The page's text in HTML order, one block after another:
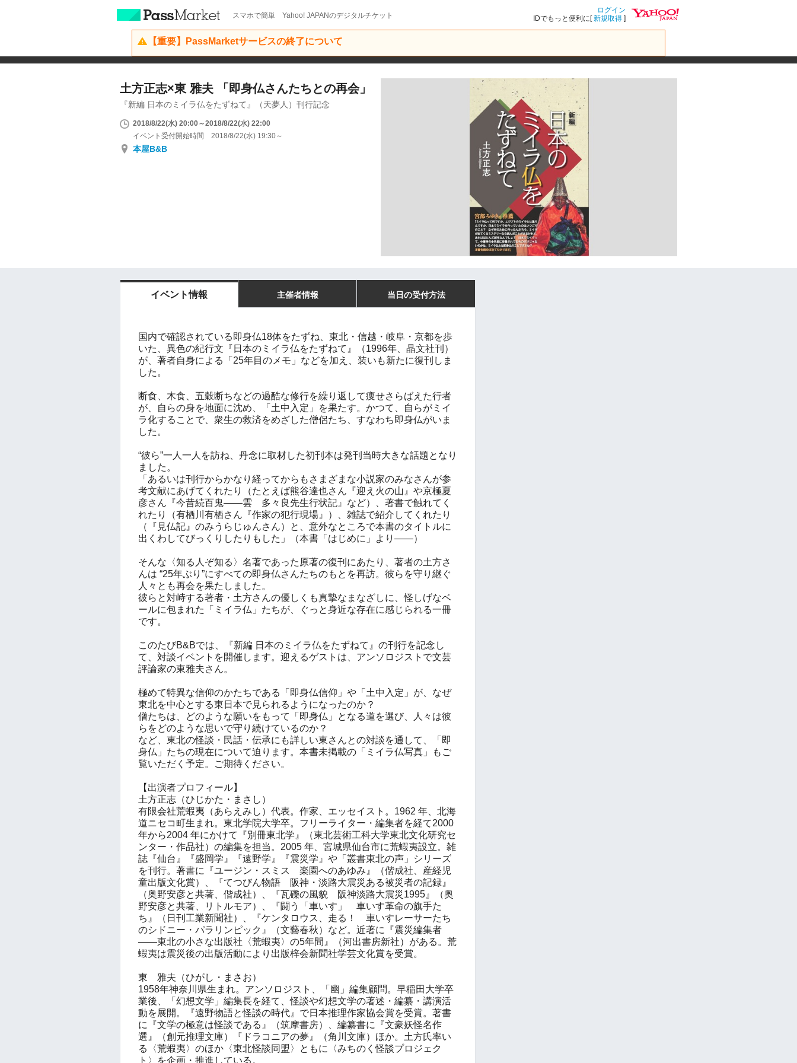
スマホで簡単 Yahoo! JAPANのデジタルチケット
ログイン
IDでもっと便利に[新規取得 ]
【重要】PassMarketサービスの終了について
土方正志×東 雅夫 「即身仏さんたちとの再会」
『新編 日本のミイラ仏をたずねて』（天夢人）刊行記念
2018/8/22(水) 20:00～2018/8/22(水) 22:00
イベント受付開始時間 2018/8/22(水) 19:30～
本屋B&B
イベント情報 主催者情報 当日の受付方法
国内で確認されている即身仏18体をたずね、東北・信越・岐阜・京都を歩
いた、異色の紀行文『日本のミイラ仏をたずねて』（1996年、晶文社刊）
が、著者自身による「25年目のメモ」などを加え、装いも新たに復刊しま
した。
断食、木食、五穀断ちなどの過酷な修行を繰り返して痩せさらばえた行者
が、自らの身を地面に沈め、「土中入定」を果たす。かつて、自らがミイ
ラ化することで、衆生の救済をめざした僧侶たち、すなわち即身仏がいま
した。
“彼ら”一人一人を訪ね、丹念に取材した初刊本は発刊当時大きな話題となり
ました。
「あるいは刊行からかなり経ってからもさまざまな小説家のみなさんが参
考文献にあげてくれたり（たとえば熊谷達也さん『迎え火の山』や京極夏
彦さん『今昔続百鬼——雲 多々良先生行状記』など）、著書で触れてく
れたり（有栖川有栖さん『作家の犯行現場』）、雑誌で紹介してくれたり
（『見仏記』のみうらじゅんさん）と、意外なところで本書のタイトルに
出くわしてびっくりしたりもした」（本書「はじめに」より——）
そんな〈知る人ぞ知る〉名著であった原著の復刊にあたり、著者の土方さ
んは “25年ぶり”にすべての即身仏さんたちのもとを再訪。彼らを守り継ぐ
人々とも再会を果たしました。
彼らと対峙する著者・土方さんの優しくも真摯なまなざしに、怪しげなベ
ールに包まれた「ミイラ仏」たちが、ぐっと身近な存在に感じられる一冊
です。
このたびB&Bでは、『新編 日本のミイラ仏をたずねて』の刊行を記念し
て、対談イベントを開催します。迎えるゲストは、アンソロジストで文芸
評論家の東雅夫さん。
極めて特異な信仰のかたちである「即身仏信仰」や「土中入定」が、なぜ
東北を中心とする東日本で見られるようになったのか？
僧たちは、どのような願いをもって「即身仏」となる道を選び、人々は彼
らをどのような思いで守り続けているのか？
など、東北の怪談・民話・伝承にも詳しい東さんとの対談を通して、「即
身仏」たちの現在について迫ります。本書未掲載の「ミイラ仏写真」もご
覧いただく予定。ご期待ください。
【出演者プロフィール】
土方正志（ひじかた・まさし）
有限会社荒蝦夷（あらえみし）代表。作家、エッセイスト。1962 年、北海
道ニセコ町生まれ。東北学院大学卒。フリーライター・編集者を経て2000
年から2004 年にかけて『別冊東北学』（東北芸術工科大学東北文化研究セ
ンター・作品社）の編集を担当。2005 年、宮城県仙台市に荒蝦夷設立。雑
誌『仙台』『盛岡学』『遠野学』『震災学』や「叢書東北の声」シリーズ
を刊行。著書に『ユージン・スミス 楽園へのあゆみ』（偕成社、産経児
童出版文化賞）、『てつびん物語 阪神・淡路大震災ある被災者の記録』
（奥野安彦と共著、偕成社）、『瓦礫の風貌 阪神淡路大震災1995』（奥
野安彦と共著、リトルモア）、『闘う「車いす」 車いす革命の旗手た
ち』（日刊工業新聞社）、『ケンタロウス、走る！ 車いすレーサーたち
のシドニー・パラリンピック』（文藝春秋）など。近著に『震災編集者
——東北の小さな出版社〈荒蝦夷〉の5年間』（河出書房新社）がある。荒
蝦夷は震災後の出版活動により出版梓会新聞社学芸文化賞を受賞。
東 雅夫（ひがし・まさお）
1958年神奈川県生まれ。アンソロジスト、「幽」編集顧問。早稲田大学卒
業後、「幻想文学」編集長を経て、怪談や幻想文学の著述・編纂・講演活
動を展開。『遠野物語と怪談の時代』で日本推理作家協会賞を受賞。著書
に『文学の極意は怪談である』（筑摩書房）、編纂書に『文豪妖怪名作
選』（創元推理文庫）『ドラコニアの夢』（角川文庫）ほか。土方氏率い
る〈荒蝦夷〉のほか〈東北怪談同盟〉ともに〈みちのく怪談プロジェク
ト〉を企画・推進している。